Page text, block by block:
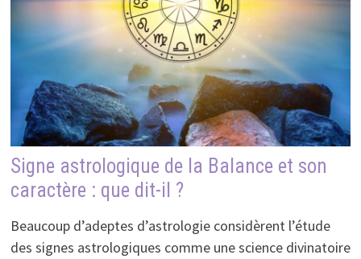
Signe astrologique de la Balance et son
caractère : que dit-il ?
Beaucoup d’adeptes d’astrologie considèrent l’étude
des signes astrologiques comme une science divinatoire